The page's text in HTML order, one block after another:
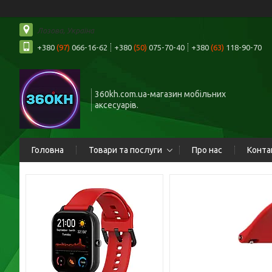
Лозова, Україна
+380 (97) 066-16-62 +380 (50) 075-70-40 +380 (63) 118-90-70
360kh.com.ua-магазин мобільних
аксесуарів.
Головна Товари та послуги Про нас